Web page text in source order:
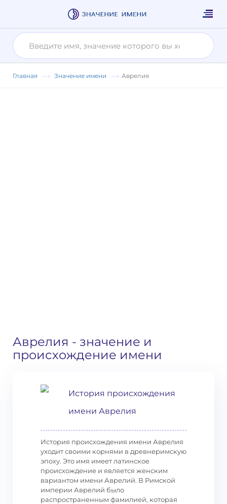
Главная Значение имени Аврелия
Аврелия - значение и
происхождение имени
История происхождения
имени Аврелия
История происхождения имени Аврелия
уходит своими корнями в древнеримскую
эпоху. Это имя имеет латинское
происхождение и является женским
вариантом имени Аврелий. В Римской
империи Аврелий было
распространенным фамилией, которая